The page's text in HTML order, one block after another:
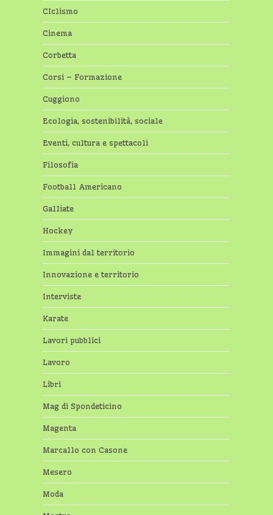
CIclismo
Cinema
Corbetta
Corsi – Formazione
Cuggiono
Ecologia, sostenibilità, sociale
Eventi, cultura e spettacoli
Filosofia
Football Americano
Galliate
Hockey
Immagini dal territorio
Innovazione e territorio
Interviste
Karate
Lavori pubblici
Lavoro
Libri
Mag di Spondeticino
Magenta
Marcallo con Casone
Mesero
Moda